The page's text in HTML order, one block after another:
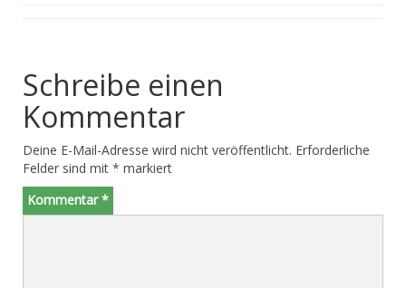
Schreibe einen
Kommentar
Deine E-Mail-Adresse wird nicht veröffentlicht. Erforderliche
Felder sind mit * markiert
Kommentar*